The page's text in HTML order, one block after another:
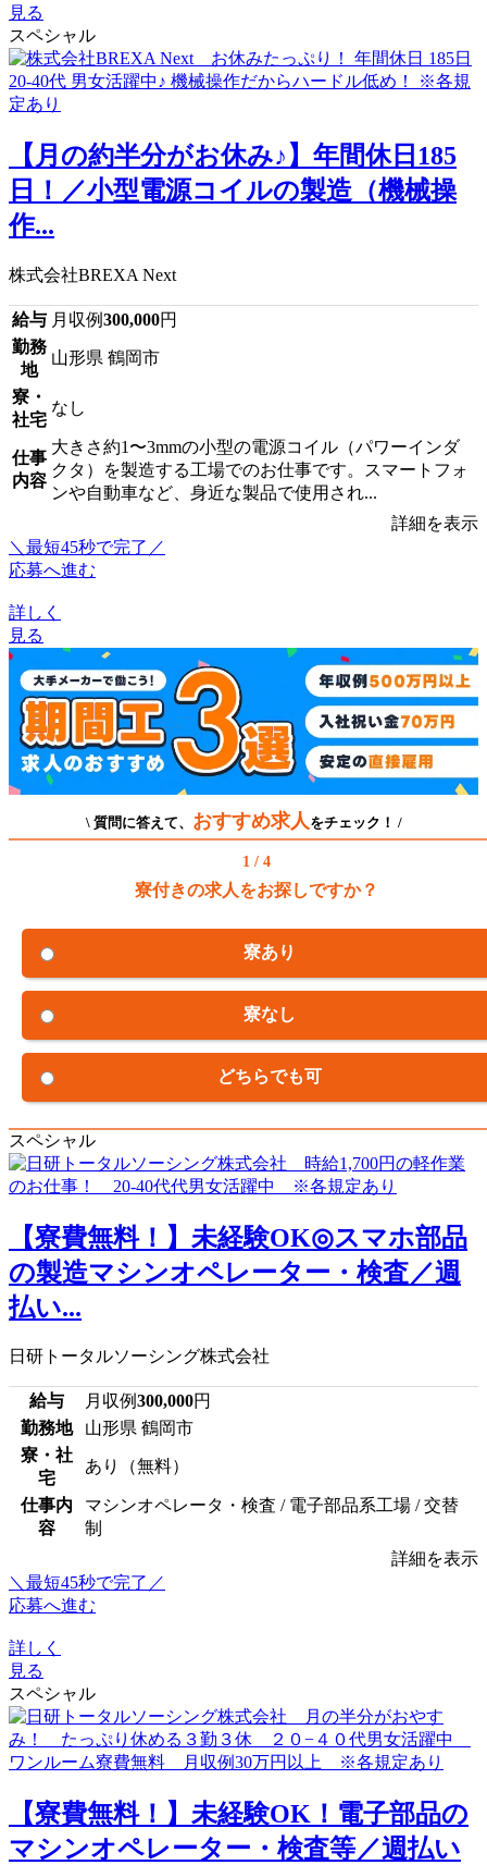
見る
スペシャル
【月の約半分がお休み♪】年間休日185
日！／小型電源コイルの製造（機械操
作...
株式会社BREXA Next
給与 月収例300,000円
勤務
地
山形県 鶴岡市
寮・
社宅
なし
仕事
内容
大きさ約1〜3mmの小型の電源コイル（パワーインダ
クタ）を製造する工場でのお仕事です。スマートフォ
ンや自動車など、身近な製品で使用され...
詳細を表示
＼最短45秒で完了／
応募へ進む
詳しく
見る
\ 質問に答えて、 おすすめ求人 をチェック！ /
1 / 4
寮付きの求人をお探しですか？
寮あり
寮なし
どちらでも可
スペシャル
【寮費無料！】未経験OK◎スマホ部品
の製造マシンオペレーター・検査／週
払い...
日研トータルソーシング株式会社
給与 月収例300,000円
勤務地
山形県 鶴岡市
寮・社
宅
あり（無料）
仕事内
容
マシンオペレータ・検査 / 電子部品系工場 / 交替
制
詳細を表示
＼最短45秒で完了／
応募へ進む
詳しく
見る
スペシャル
【寮費無料！】未経験OK！電子部品の
マシンオペレーター・検査等／週払い